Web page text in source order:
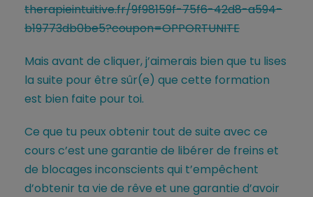
therapieintuitive.fr/9f98159f-75f6-42d8-a594-
b19773db0be5?coupon=OPPORTUNITE
Mais avant de cliquer, j’aimerais bien que tu lises
la suite pour être sûr(e) que cette formation
est bien faite pour toi.
Ce que tu peux obtenir tout de suite avec ce
cours c’est une garantie de libérer de freins et
de blocages inconscients qui t’empêchent
d’obtenir ta vie de rêve et une garantie d’avoir